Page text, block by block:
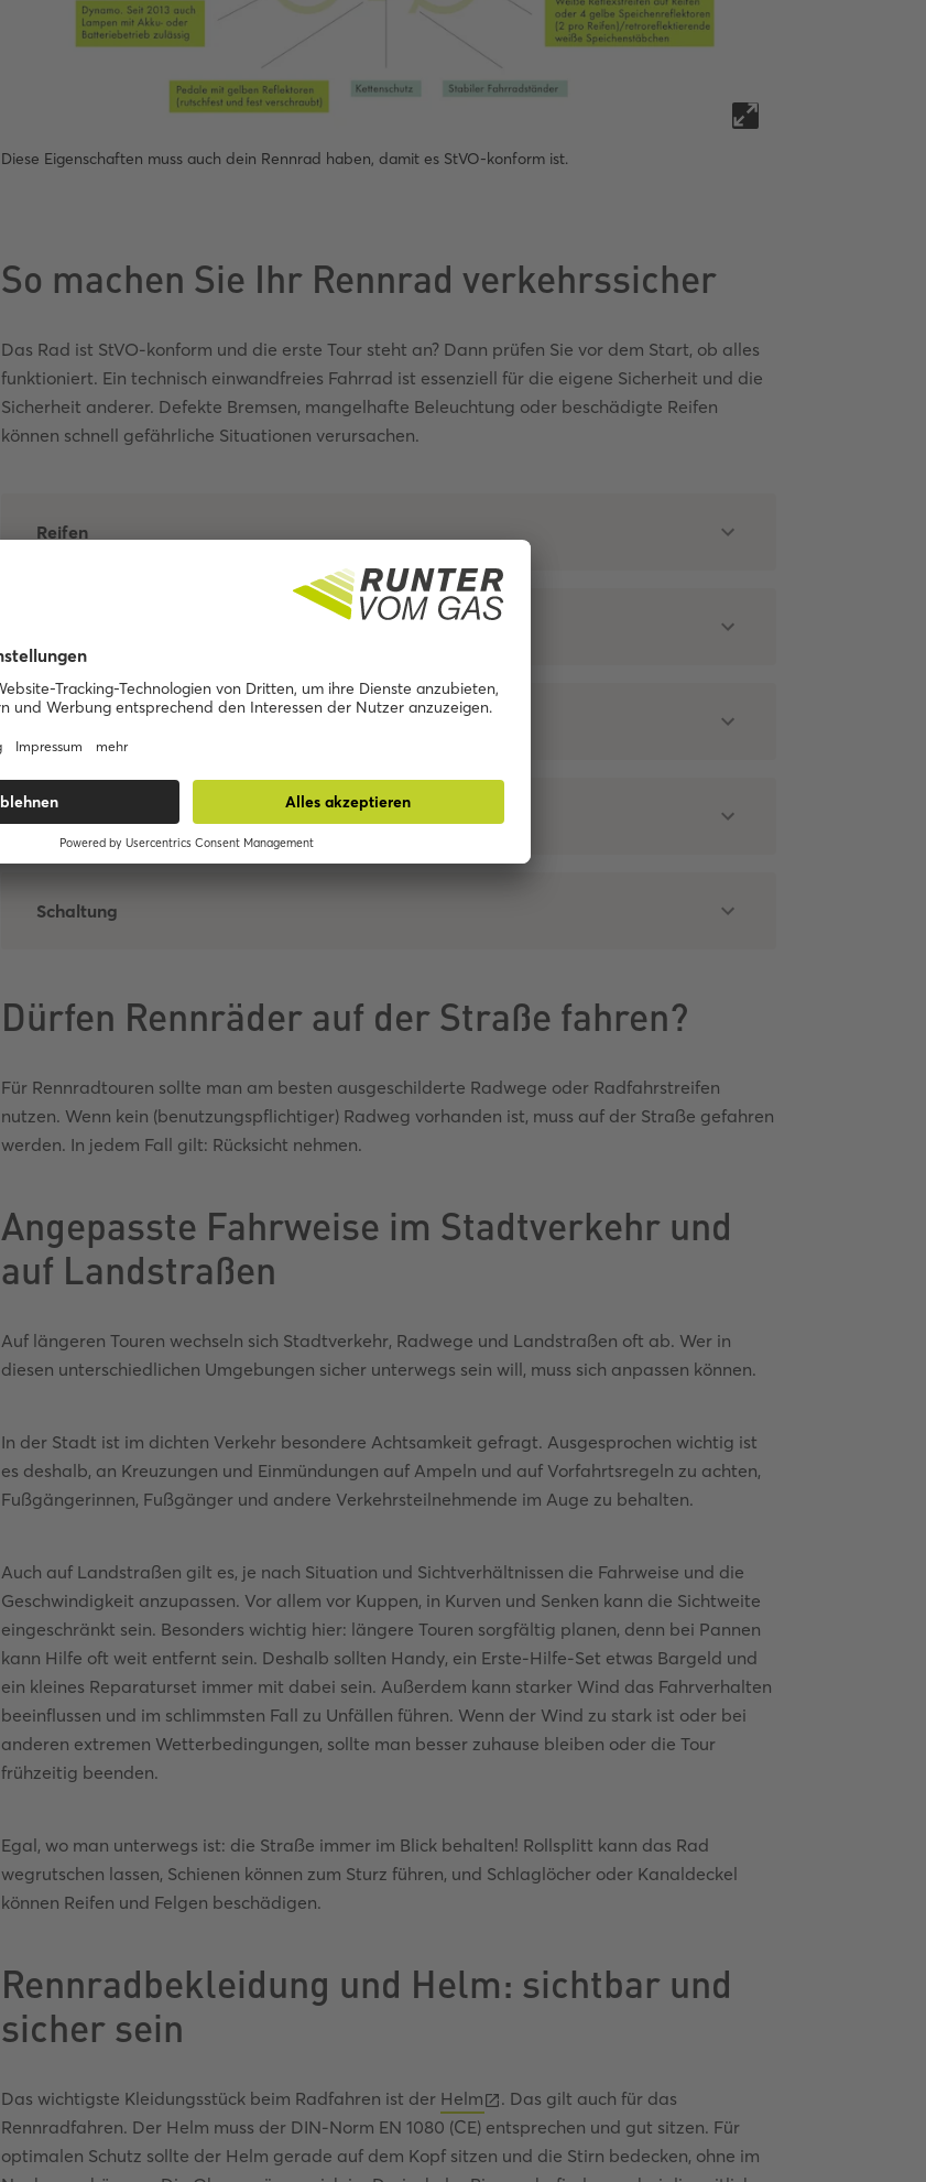
Diese Eigenschaften muss auch dein Rennrad haben, damit es StVO-konform ist.
So machen Sie Ihr Rennrad verkehrssicher
Das Rad ist StVO-konform und die erste Tour steht an? Dann prüfen Sie vor dem Start, ob alles
funktioniert. Ein technisch einwandfreies Fahrrad ist essenziell für die eigene Sicherheit und die
Sicherheit anderer. Defekte Bremsen, mangelhafte Beleuchtung oder beschädigte Reifen
können schnell gefährliche Situationen verursachen.
Reifen
Beleuchtung
Schaltung
Dürfen Rennräder auf der Straße fahren?
Für Rennradtouren sollte man am besten ausgeschilderte Radwege oder Radfahrstreifen
nutzen. Wenn kein (benutzungspflichtiger) Radweg vorhanden ist, muss auf der Straße gefahren
werden. In jedem Fall gilt: Rücksicht nehmen.
Angepasste Fahrweise im Stadtverkehr und
auf Landstraßen
Auf längeren Touren wechseln sich Stadtverkehr, Radwege und Landstraßen oft ab. Wer in
diesen unterschiedlichen Umgebungen sicher unterwegs sein will, muss sich anpassen können.
In der Stadt ist im dichten Verkehr besondere Achtsamkeit gefragt. Ausgesprochen wichtig ist
es deshalb, an Kreuzungen und Einmündungen auf Ampeln und auf Vorfahrtsregeln zu achten,
Fußgängerinnen, Fußgänger und andere Verkehrsteilnehmende im Auge zu behalten.
Auch auf Landstraßen gilt es, je nach Situation und Sichtverhältnissen die Fahrweise und die
Geschwindigkeit anzupassen. Vor allem vor Kuppen, in Kurven und Senken kann die Sichtweite
eingeschränkt sein. Besonders wichtig hier: längere Touren sorgfältig planen, denn bei Pannen
kann Hilfe oft weit entfernt sein. Deshalb sollten Handy, ein Erste-Hilfe-Set etwas Bargeld und
ein kleines Reparaturset immer mit dabei sein. Außerdem kann starker Wind das Fahrverhalten
beeinflussen und im schlimmsten Fall zu Unfällen führen. Wenn der Wind zu stark ist oder bei
anderen extremen Wetterbedingungen, sollte man besser zuhause bleiben oder die Tour
frühzeitig beenden.
Egal, wo man unterwegs ist: die Straße immer im Blick behalten! Rollsplitt kann das Rad
wegrutschen lassen, Schienen können zum Sturz führen, und Schlaglöcher oder Kanaldeckel
können Reifen und Felgen beschädigen.
Rennradbekleidung und Helm: sichtbar und
sicher sein
Das wichtigste Kleidungsstück beim Radfahren ist der Helm
. Das gilt auch für das
Rennradfahren. Der Helm muss der DIN-Norm EN 1080 (CE) entsprechen und gut sitzen. Für
optimalen Schutz sollte der Helm gerade auf dem Kopf sitzen und die Stirn bedecken, ohne im